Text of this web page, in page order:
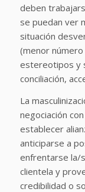
deben
se puedan ver
situación
(menor
estereotipos y
conciliación,
La
negociación
establecer
anticiparse a
enfrentarse la/
clientela y
credibilidad o